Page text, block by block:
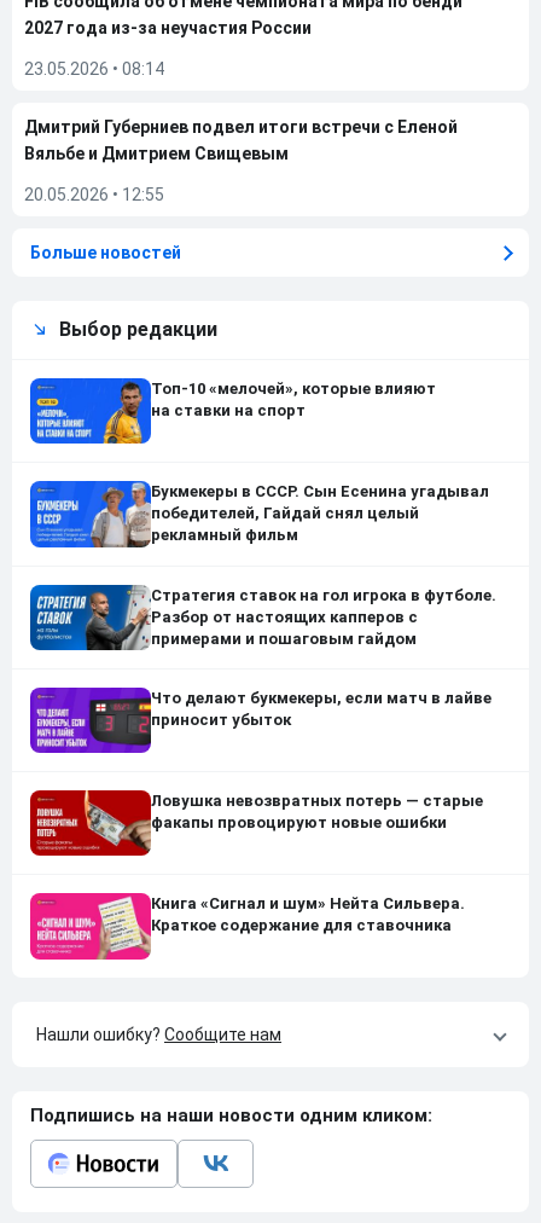
2027 года из-за неучастия России
23.05.2026 • 08:14
Дмитрий Губерниев подвел итоги встречи с Еленой
Вяльбе и Дмитрием Свищевым
20.05.2026 • 12:55
Больше новостей
Выбор редакции
Топ-10 «мелочей», которые влияют
на ставки на спорт
Букмекеры в СССР. Сын Есенина угадывал
победителей, Гайдай снял целый
рекламный фильм
Стратегия ставок на гол игрока в футболе.
Разбор от настоящих капперов с
примерами и пошаговым гайдом
Что делают букмекеры, если матч в лайве
приносит убыток
Ловушка невозвратных потерь — старые
факапы провоцируют новые ошибки
Книга «Сигнал и шум» Нейта Сильвера.
Краткое содержание для ставочника
Нашли ошибку? Сообщите нам
Подпишись на наши новости одним кликом: